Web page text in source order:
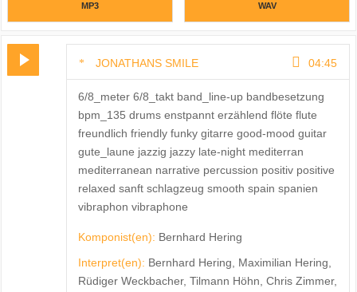
MP3 WAV
JONATHANS SMILE 04:45
6/8_meter 6/8_takt band_line-up bandbesetzung
bpm_135 drums enstpannt erzählend flöte flute
freundlich friendly funky gitarre good-mood guitar
gute_laune jazzig jazzy late-night mediterran
mediterranean narrative percussion positiv positive
relaxed sanft schlagzeug smooth spain spanien
vibraphon vibraphone
Komponist(en): Bernhard Hering
Interpret(en): Bernhard Hering, Maximilian Hering,
Rüdiger Weckbacher, Tilmann Höhn, Chris Zimmer,